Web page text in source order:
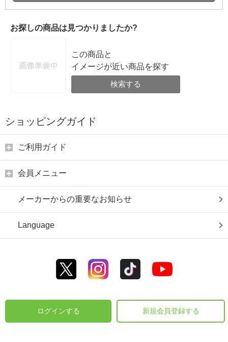
お探しの商品は見つかりましたか?
この商品と
イメージが近い商品を探す
検索する
ショッピングガイド
ご利用ガイド
会員メニュー
メーカーからの重要なお知らせ
Language
ログインする 新規会員登録する